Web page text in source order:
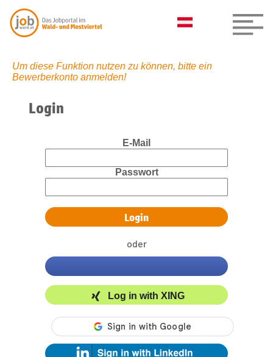
Um diese Funktion nutzen zu können, bitte ein
Bewerberkonto anmelden!
Login
E-Mail
Passwort
oder
Log in with XING